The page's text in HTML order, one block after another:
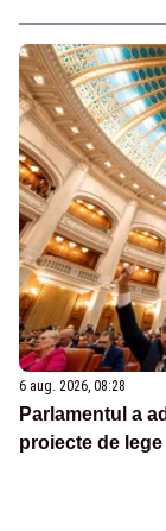
6 aug. 2026, 08:28
Parlamentul a
proiecte de